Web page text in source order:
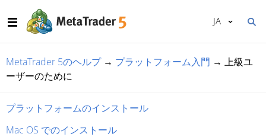
JA
MetaTrader 5のヘルプ→ プラットフォーム入門 → 上級ユ
ーザーのために
プラットフォームのインストール
Mac OS でのインストール